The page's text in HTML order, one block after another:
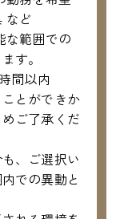
など
範囲での
す。
間以内
とができか
ご了承くだ
、ご選択い
での異動と